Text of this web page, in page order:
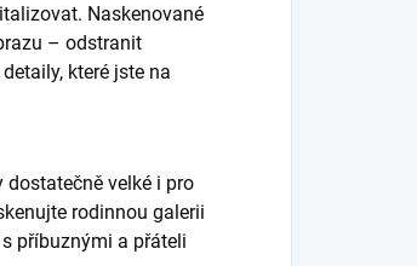
Naskenované
– odstranit
které jste na
dostatečně velké i pro
rodinnou galerii
příbuznými a přáteli